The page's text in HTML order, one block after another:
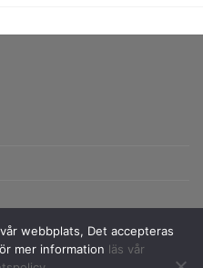
webbplats, Det accepteras
mer information läs vår